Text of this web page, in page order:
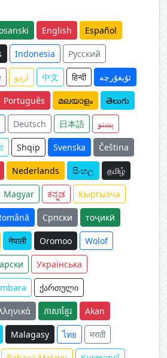
English Español
Indonesia Русский
اردو 中文 हिन्दी ئۇيغۇرچە
Português മലയാളം తెలుగు
Deutsch 日本語 پښتو
Shqip Svenska Čeština
Nederlands සිංහල தமிழ்
Magyar ಕನ್ನಡ Кыргызча
Српски тоҷикӣ
नेपाली Oromoo Wolof
Українська
ქართული
ភាសាខ្មែរ Akan
Malagasy ไทย मराठी